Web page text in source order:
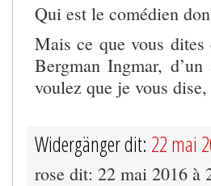
Qui est le comédien
Mais ce que vous
Bergman Ingmar,
voulez que je vous
Widergänger dit: 22 mai
rose dit: 22 mai 2016 à